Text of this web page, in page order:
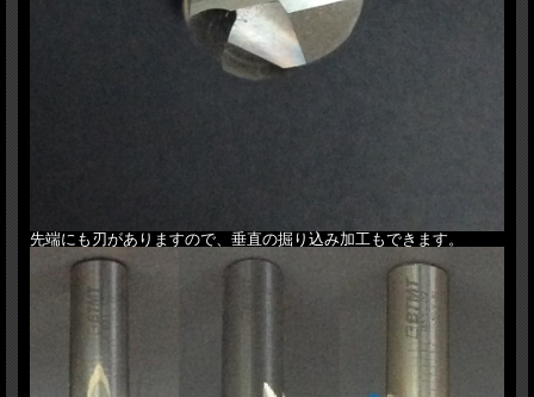
先端にも刃がありますので、垂直の掘り込み加工もできます。